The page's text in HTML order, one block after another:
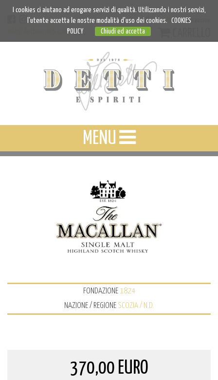
info@dettiespiriti.com
Accedi Registrazione
MENU
FONDAZIONE 1824
NAZIONE / REGIONE SCOZIA / N.D.
370,00 EURO
I cookies ci aiutano ad erogare servizi di qualità. Utilizzando i nostri servizi,
l'utente accetta le nostre modalità d'uso dei cookies. COOKIES
POLICY
Chiudi ed accetta